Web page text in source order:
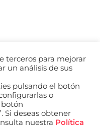
terceros para mejorar
un análisis de sus
pulsando el botón
o
botón
Si deseas obtener
nuestra Política